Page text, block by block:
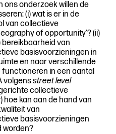
ons onderzoek willen de
(i) wat is er in de
van collectieve
of opportunity’? (ii)
bereikbaarheid van
basisvoorzieningen in
en naar verschillende
functioneren in een aantal
volgensstreet level
collectieve
hoe kan aan de hand van
van
basisvoorzieningen
worden?